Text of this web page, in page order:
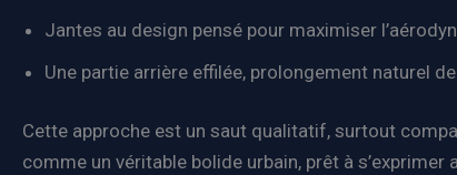
Jantes au design pensé pour maximiser
Une partie arrière effilée, prolongement naturel
Cette approche est un saut qualitatif, surtout
comme un véritable bolide urbain, prêt à